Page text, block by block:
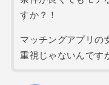
すか？！
マッチングアプリの
重視じゃないんです